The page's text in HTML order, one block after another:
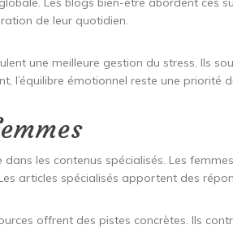
de leur quotidien.
une meilleure gestion du stress. Ils
l’équilibre émotionnel reste une priorité
les contenus spécialisés. Les
articles spécialisés apportent des
offrent des pistes concrètes. Ils